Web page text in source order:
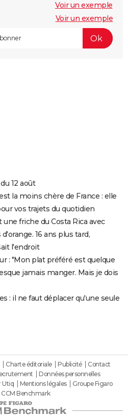
Voir un exemple
Voir un exemple
12 août
la moins chère de France : elle
vos trajets du quotidien
une friche du Costa Rica avec
16 ans plus tard,
l'endroit
: "Mon plat préféré est quelque
jamais manger. Mais je dois
: il ne faut déplacer qu'une seule
Charte éditoriale Publicité
Contact
Données personnelles
Utiq Mentions légales
Groupe Figaro
Benchmark